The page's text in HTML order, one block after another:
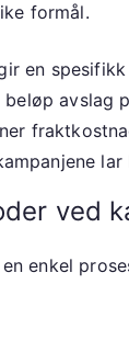
formål.
en
avslag
ved
enkel